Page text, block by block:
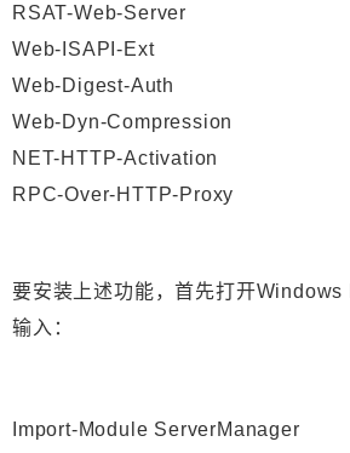
RSAT-Web-Server
Web-ISAPI-Ext
Web-Digest-Auth
Web-Dyn-Compression
NET-HTTP-Activation
RPC-Over-HTTP-Proxy
要安装上述功能，首先打开Windows
输入：
Import-Module ServerManager